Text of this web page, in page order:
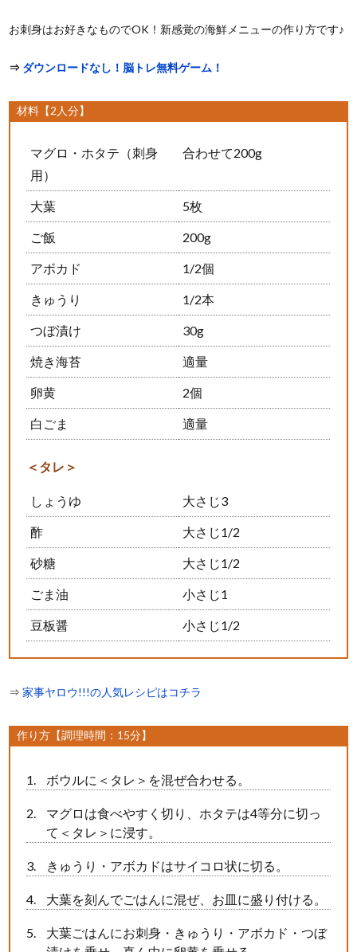
お刺身はお好きなものでOK！新感覚の海鮮メニューの作り方です♪
⇒ ダウンロードなし！脳トレ無料ゲーム！
材料【2人分】
マグロ・ホタテ（刺身
用）
合わせて200g
大葉 5枚
ご飯 200g
アボカド 1/2個
きゅうり 1/2本
つぼ漬け 30g
焼き海苔 適量
卵黄 2個
白ごま 適量
＜タレ＞
しょうゆ 大さじ3
酢 大さじ1/2
砂糖 大さじ1/2
ごま油 小さじ1
豆板醤 小さじ1/2
⇒家事ヤロウ!!!の人気レシピはコチラ
作り方【調理時間：15分】
ボウルに＜タレ＞を混ぜ合わせる。
マグロは食べやすく切り、ホタテは4等分に切っ
て＜タレ＞に浸す。
きゅうり・アボカドはサイコロ状に切る。
大葉を刻んでごはんに混ぜ、お皿に盛り付ける。
大葉ごはんにお刺身・きゅうり・アボカド・つぼ